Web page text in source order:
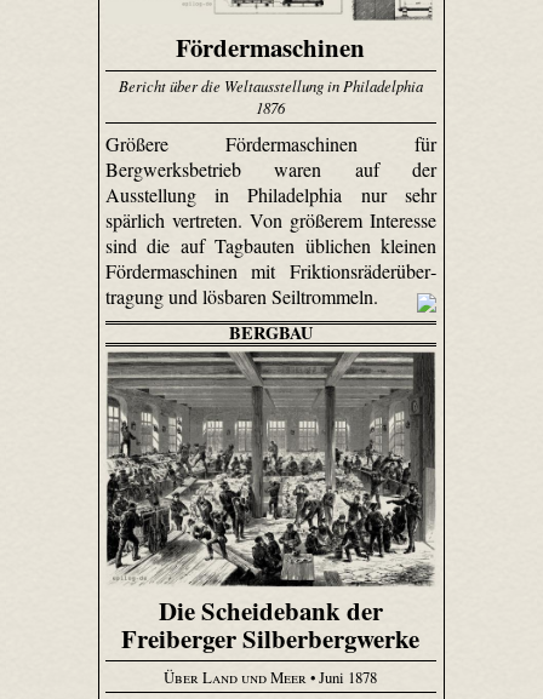
Fördermaschinen
Bericht über die Weltausstellung in Philadelphia
1876
Größere Fördermaschinen für
Bergwerksbetrieb waren auf der
Ausstellung in Philadelphia nur sehr
spärlich vertreten. Von größerem Interesse
sind die auf Tagbauten üblichen kleinen
Fördermaschinen mit Frik­tions­räder­über­
tragung und lösbaren Seil­trommeln.
BERGBAU
Die Scheidebank der
Freiberger Silberbergwerke
Über Land und Meer• Juni 1878